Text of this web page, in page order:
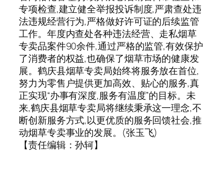
专项检查,建立健全举报投诉制度,严肃查处违
法违规经营行为,严格做好许可证的后续监管
工作。年度内查处各种违法经营、走私烟草
专卖品案件90余件,通过严格的监管,有效保护
了消费者的权益,也确保了烟草市场的健康发
展。鹤庆县烟草专卖局始终将服务放在首位,
努力为零售户提供更加高效、贴心的服务,真
正实现“办事有深度,服务有温度”的目标。未
来,鹤庆县烟草专卖局将继续秉承这一理念,不
断创新服务方式,以更优质的服务回馈社会,推
动烟草专卖事业的发展。(张玉飞)
【责任编辑：孙轲】